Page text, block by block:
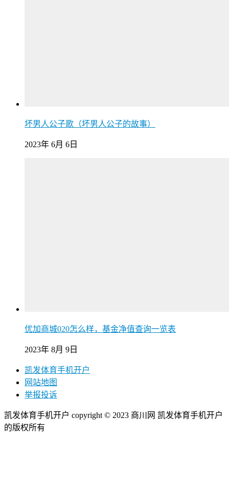
坏男人公子歌（坏男人公子的故事）
2023年 6月 6日
优加商城020怎么样，基金净值查询一览表
2023年 8月 9日
凯发体育手机开户
网站地图
举报投诉
凯发体育手机开户 copyright © 2023 商川网 凯发体育手机开户
的版权所有